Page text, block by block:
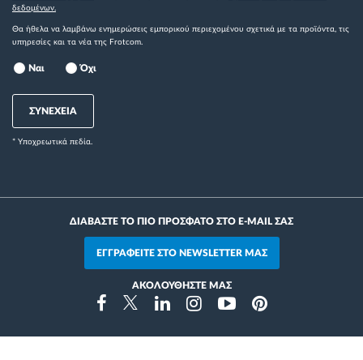
δεδομένων.
Θα ήθελα να λαμβάνω ενημερώσεις εμπορικού περιεχομένου σχετικά με τα προϊόντα, τις
υπηρεσίες και τα νέα της Frotcom.
Ναι Όχι
ΣΥΝΕΧΕΙΑ
* Yποχρεωτικά πεδία.
ΔΙΑΒΑΣΤΕ ΤΟ ΠΙΟ ΠΡΟΣΦΑΤΟ ΣΤΟ E-MAIL ΣΑΣ
ΕΓΓΡΑΦΕΙΤΕ ΣΤΟ NEWSLETTER ΜΑΣ
ΑΚΟΛΟΥΘΗΣΤΕ ΜΑΣ
FacebookTwitterLinkedinInstragramYoutubePinterest